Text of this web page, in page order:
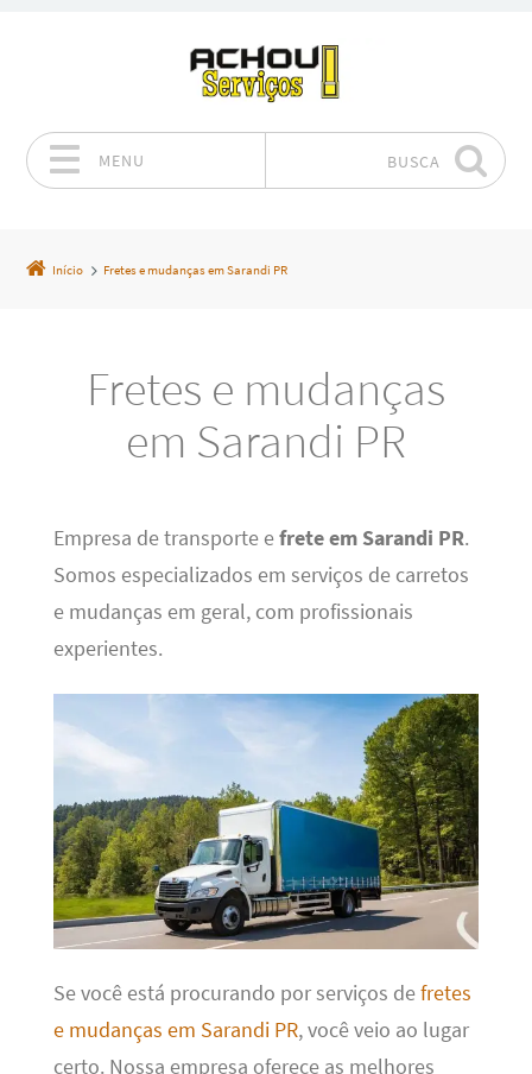
MENU BUSCA
Início Fretes e mudanças em Sarandi PR
Fretes e mudanças
em Sarandi PR
Empresa de transporte efrete em Sarandi PR.
Somos especializados em serviços de carretos
e mudanças em geral, com profissionais
experientes.
Se você está procurando por serviços defretes
e mudanças em Sarandi PR, você veio ao lugar
certo. Nossa empresa oferece as melhores